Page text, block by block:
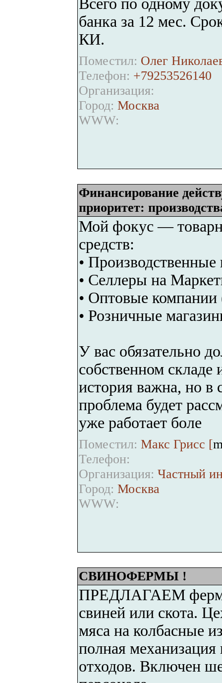
Всего по одному
банка за 12 мес.
КИ.
Поместил: Олег
Телефон: +79253526140
Организация:
Город: Москва
WWW:
Финансирование
приоритет:
Мой фокус —
средств:
•
• Селлеры на
• Оптовые
• Розничные
У вас обязательно
собственном
история важна, но в
проблема будет
уже работает боле
Поместил: Макс Грисс [
Телефон:
Организация: Частный
Город: Москва
WWW:
СВИНОФЕРМЫ !
ПРЕДЛАГАЕМ
свиней или скота.
мяса на колбасные
полная
отходов. Включен